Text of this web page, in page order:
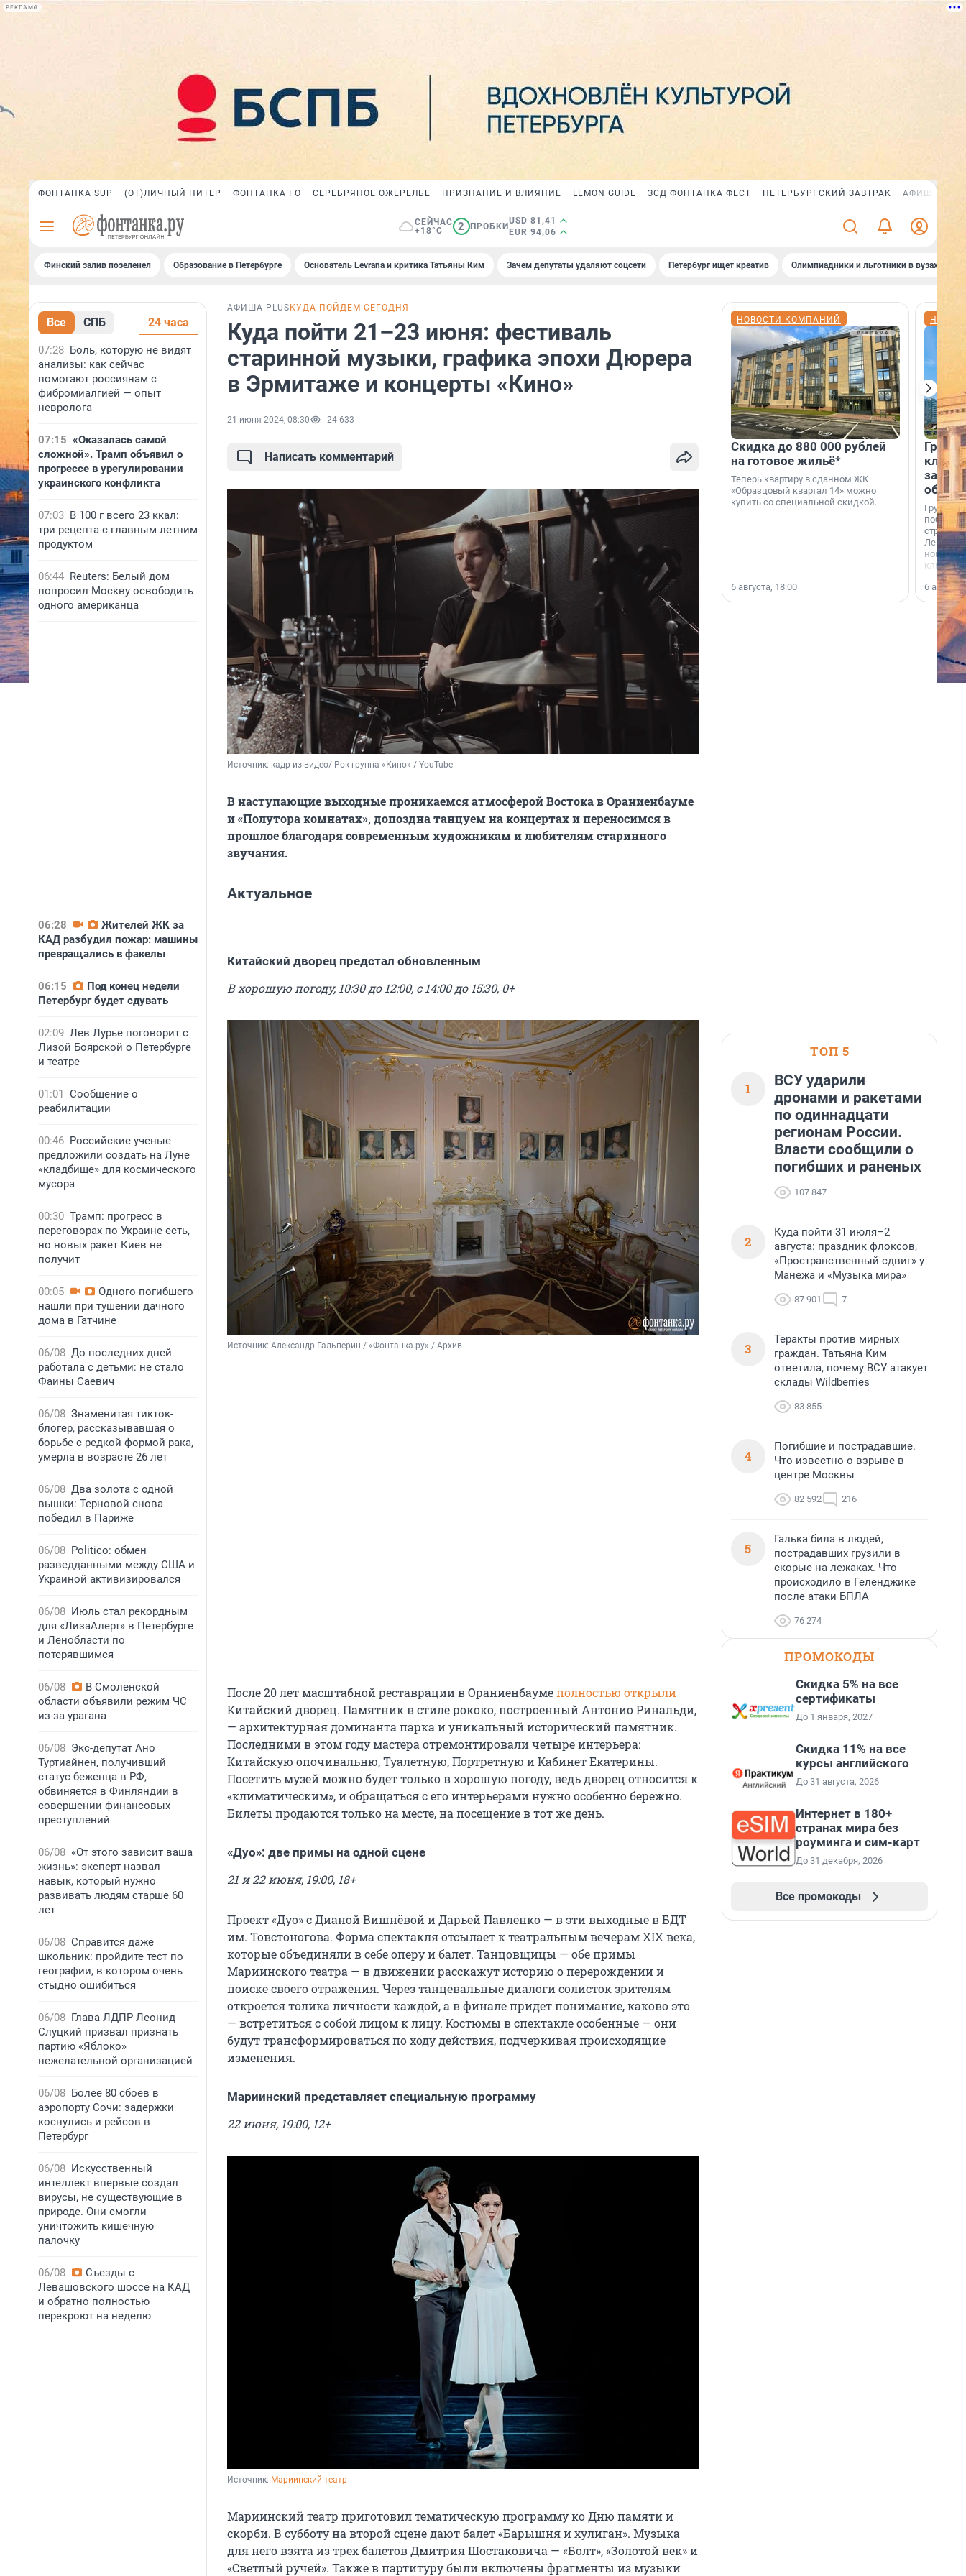
РЕКЛАМА
ФОНТАНКА SUP (ОТ)ЛИЧНЫЙ ПИТЕР ФОНТАНКА ГО СЕРЕБРЯНОЕ ОЖЕРЕЛЬЕ ПРИЗНАНИЕ И ВЛИЯНИЕ LEMON GUIDE ЗСД ФОНТАНКА ФЕСТ ПЕТЕРБУРГСКИЙ ЗАВТРАК АФИША PLUS
СЕЙЧАС
+18°C
2 ПРОБКИ
USD 81,41
EUR 94,06
Финский залив позеленел Образование в Петербурге Основатель Levrana и критика Татьяны Ким Зачем депутаты удаляют соцсети Петербург ищет креатив Олимпиадники и льготники в вузах СПб
Все СПБ 24 часа
07:28 Боль, которую не видят
анализы: как сейчас
помогают россиянам с
фибромиалгией — опыт
невролога
07:15 «Оказалась самой
сложной». Трамп объявил о
прогрессе в урегулировании
украинского конфликта
07:03 В 100 г всего 23 ккал:
три рецепта с главным летним
продуктом
06:44 Reuters: Белый дом
попросил Москву освободить
одного американца
06:28
Жителей ЖК за
КАД разбудил пожар: машины
превращались в факелы
06:15
Под конец недели
Петербург будет сдувать
02:09 Лев Лурье поговорит с
Лизой Боярской о Петербурге
и театре
01:01 Сообщение о
реабилитации
00:46 Российские ученые
предложили создать на Луне
«кладбище» для космического
мусора
00:30 Трамп: прогресс в
переговорах по Украине есть,
но новых ракет Киев не
получит
00:05
Одного погибшего
нашли при тушении дачного
дома в Гатчине
06/08 До последних дней
работала с детьми: не стало
Фаины Саевич
06/08 Знаменитая тикток-
блогер, рассказывавшая о
борьбе с редкой формой рака,
умерла в возрасте 26 лет
06/08 Два золота с одной
вышки: Терновой снова
победил в Париже
06/08 Politico: обмен
разведданными между США и
Украиной активизировался
06/08 Июль стал рекордным
для «ЛизаАлерт» в Петербурге
и Ленобласти по
потерявшимся
06/08
В Смоленской
области объявили режим ЧС
из-за урагана
06/08 Экс-депутат Ано
Туртиайнен, получивший
статус беженца в РФ,
обвиняется в Финляндии в
совершении финансовых
преступлений
06/08 «От этого зависит ваша
жизнь»: эксперт назвал
навык, который нужно
развивать людям старше 60
лет
06/08 Справится даже
школьник: пройдите тест по
географии, в котором очень
стыдно ошибиться
06/08 Глава ЛДПР Леонид
Слуцкий призвал признать
партию «Яблоко»
нежелательной организацией
06/08 Более 80 сбоев в
аэропорту Сочи: задержки
коснулись и рейсов в
Петербург
06/08 Искусственный
интеллект впервые создал
вирусы, не существующие в
природе. Они смогли
уничтожить кишечную
палочку
06/08
Съезды с
Левашовского шоссе на КАД
и обратно полностью
перекроют на неделю
АФИША PLUS КУДА ПОЙДЕМ СЕГОДНЯ
Куда пойти 21–23 июня: фестиваль
старинной музыки, графика эпохи Дюрера
в Эрмитаже и концерты «Кино»
21 июня 2024, 08:30 24 633
Написать комментарий
Источник: кадр из видео/ Рок-группа «Кино» / YouTube
В наступающие выходные проникаемся атмосферой Востока в Ораниенбауме
и «Полутора комнатах», допоздна танцуем на концертах и переносимся в
прошлое благодаря современным художникам и любителям старинного
звучания.
Актуальное
Китайский дворец предстал обновленным
В хорошую погоду, 10:30 до 12:00, с 14:00 до 15:30, 0+
Источник: Александр Гальперин / «Фонтанка.ру» / Архив
После 20 лет масштабной реставрации в Ораниенбаумеполностью открыли
Китайский дворец. Памятник в стиле рококо, построенный Антонио Ринальди,
— архитектурная доминанта парка и уникальный исторический памятник.
Последними в этом году мастера отремонтировали четыре интерьера:
Китайскую опочивальню, Туалетную, Портретную и Кабинет Екатерины.
Посетить музей можно будет только в хорошую погоду, ведь дворец относится к
«климатическим», и обращаться с его интерьерами нужно особенно бережно.
Билеты продаются только на месте, на посещение в тот же день.
«Дуо»: две примы на одной сцене
21 и 22 июня, 19:00, 18+
Проект «Дуо» с Дианой Вишнёвой и Дарьей Павленко — в эти выходные в БДТ
им. Товстоногова. Форма спектакля отсылает к театральным вечерам XIX века,
которые объединяли в себе оперу и балет. Танцовщицы — обе примы
Мариинского театра — в движении расскажут историю о перерождении и
поиске своего отражения. Через танцевальные диалоги солисток зрителям
откроется толика личности каждой, а в финале придет понимание, каково это
— встретиться с собой лицом к лицу. Костюмы в спектакле особенные — они
будут трансформироваться по ходу действия, подчеркивая происходящие
изменения.
Мариинский представляет специальную программу
22 июня, 19:00, 12+
Источник: Мариинский театр
Мариинский театр приготовил тематическую программу ко Дню памяти и
скорби. В субботу на второй сцене дают балет «Барышня и хулиган». Музыка
для него взята из трех балетов Дмитрия Шостаковича — «Болт», «Золотой век» и
«Светлый ручей». Также в партитуру были включены фрагменты из музыки
НОВОСТИ КОМПАНИЙ
Скидка до 880 000 рублей
на готовое жильё*
Теперь квартиру в сданном ЖК
«Образцовый квартал 14» можно
купить со специальной скидкой.
6 августа, 18:00
Группа
области».
6
ТОП 5
1
ВСУ ударили
дронами и ракетами
по одиннадцати
регионам России.
Власти сообщили о
погибших и раненых
107 847
2
Куда пойти 31 июля–2
августа: праздник флоксов,
«Пространственный сдвиг» у
Манежа и «Музыка мира»
87 901 7
3
Теракты против мирных
граждан. Татьяна Ким
ответила, почему ВСУ атакует
склады Wildberries
83 855
4
Погибшие и пострадавшие.
Что известно о взрыве в
центре Москвы
82 592 216
5
Галька била в людей,
пострадавших грузили в
скорые на лежаках. Что
происходило в Геленджике
после атаки БПЛА
76 274
ПРОМОКОДЫ
Скидка 5% на все
сертификаты
До 1 января, 2027
Скидка 11% на все
курсы английского
До 31 августа, 2026
Интернет в 180+
странах мира без
роуминга и сим-карт
До 31 декабря, 2026
Все промокоды